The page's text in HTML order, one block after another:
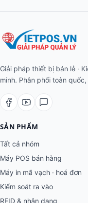
Giải pháp thiết bị bán lẻ ·
minh. Phân phối toàn
SẢN PHẨM
Tất cả nhóm
Máy POS bán hàng
Máy in mã vạch · hoá đơn
Kiểm soát ra vào
RFID & nhận dạng